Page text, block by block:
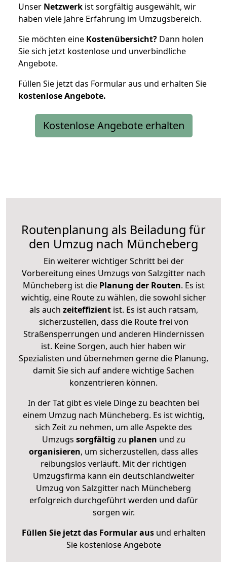
Unser Netzwerk ist sorgfältig ausgewählt, wir
haben viele Jahre Erfahrung im Umzugsbereich.
Sie möchten eine Kostenübersicht? Dann holen
Sie sich jetzt kostenlose und unverbindliche
Angebote.
Füllen Sie jetzt das Formular aus und erhalten Sie
kostenloseAngebote.
Kostenlose Angebote erhalten
Routenplanung als Beiladung für
den Umzug nach Müncheberg
Ein weiterer wichtiger Schritt bei der
Vorbereitung eines Umzugs von Salzgitter nach
Müncheberg ist diePlanung der Routen. Es ist
wichtig, eine Route zu wählen, die sowohl sicher
als auch zeiteffizientist. Es ist auch ratsam,
sicherzustellen, dass die Route frei von
Straßensperrungen und anderen Hindernissen
ist. Keine Sorgen, auch hier haben wir
Spezialisten und übernehmen gerne die Planung,
damit Sie sich auf andere wichtige Sachen
konzentrieren können.
In der Tat gibt es viele Dinge zu beachten bei
einem Umzug nach Müncheberg. Es ist wichtig,
sich Zeit zu nehmen, um alle Aspekte des
Umzugs sorgfältig zu planen und zu
organisieren, um sicherzustellen, dass alles
reibungslos verläuft. Mit der richtigen
Umzugsfirma kann ein deutschlandweiter
Umzug von Salzgitter nach Müncheberg
erfolgreich durchgeführt werden und dafür
sorgen wir.
Füllen Sie jetzt das Formular ausund erhalten
Sie kostenlose Angebote